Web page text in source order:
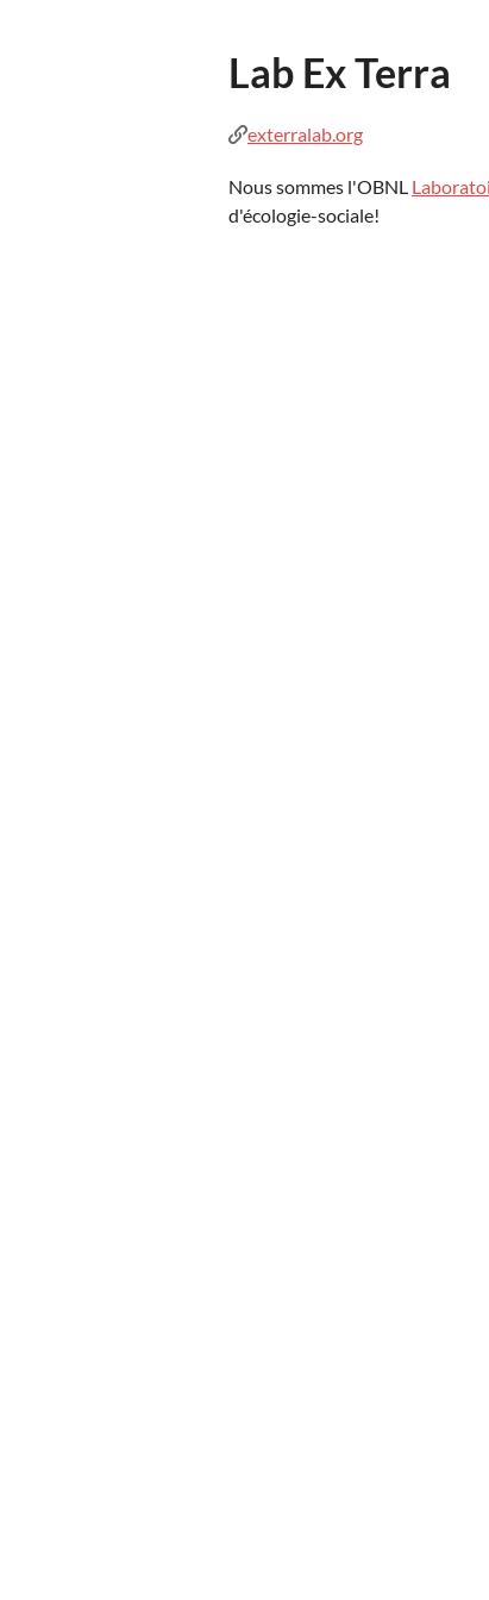
Lab Ex Terra
exterralab.org
Nous sommes l'OBNL
d'écologie-sociale!